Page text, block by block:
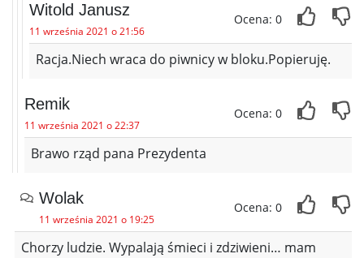
Witold Janusz
11 września 2021 o 21:56
Ocena: 0
Racja.Niech wraca do piwnicy w bloku.Popieruję.
Remik
11 września 2021 o 22:37
Ocena: 0
Brawo rząd pana Prezydenta
Wolak
11 września 2021 o 19:25
Ocena: 0
Chorzy ludzie. Wypalają śmieci i zdziwieni… mam